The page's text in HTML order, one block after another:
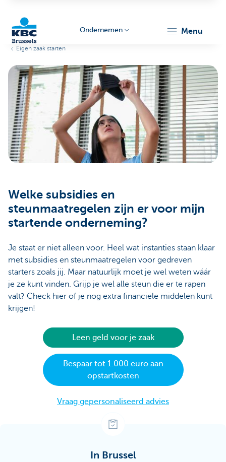
Ondernemers
Ondernemen menu
Eigen zaak starten
Welke subsidies en
steunmaatregelen zijn er voor mijn
startende onderneming?
Je staat er niet alleen voor. Heel wat instanties staan klaar
met subsidies en steunmaatregelen voor gedreven
starters zoals jij. Maar natuurlijk moet je wel weten wáár
je ze kunt vinden. Grijp je wel alle steun die er te rapen
valt? Check hier of je nog extra financiële middelen kunt
krijgen!
Leen geld voor je zaak
Bespaar tot 1.000 euro aan
opstartkosten
Vraag gepersonaliseerd advies
In Brussel